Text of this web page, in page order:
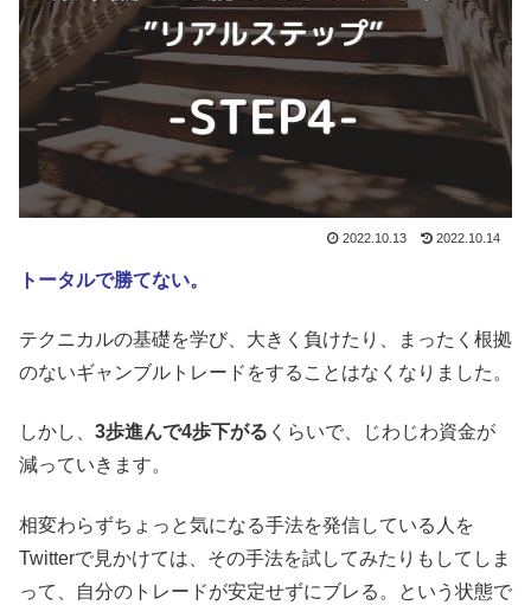
2022.10.13 2022.10.14
トータルで勝てない。
テクニカルの基礎を学び、大きく負けたり、まったく根拠
のないギャンブルトレードをすることはなくなりました。
しかし、 3歩進んで4歩下がる くらいで、じわじわ資金が
減っていきます。
相変わらずちょっと気になる手法を発信している人を
Twitterで見かけては、その手法を試してみたりもしてしま
って、自分のトレードが安定せずにブレる。という状態で